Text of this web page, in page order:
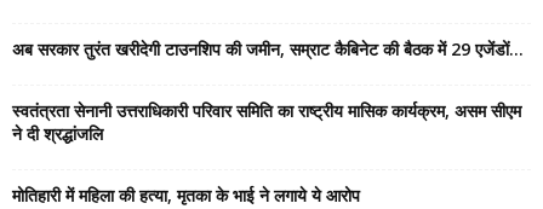
अब सरकार तुरंत खरीदेगी टाउनशिप की जमीन, सम्राट कैबिनेट की बैठक में 29 एजेंडों...
स्वतंत्रता सेनानी उत्तराधिकारी परिवार समिति का राष्ट्रीय मासिक कार्यक्रम, असम सीएम
ने दी श्रद्धांजलि
मोतिहारी में महिला की हत्या, मृतका के भाई ने लगाये ये आरोप